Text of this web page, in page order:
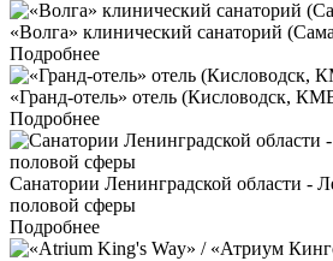
«Волга» клинический санаторий
Подробнее
«Гранд-отель» отель (Кисловодск,
Подробнее
Санатории Ленинградской области -
половой сферы
Подробнее